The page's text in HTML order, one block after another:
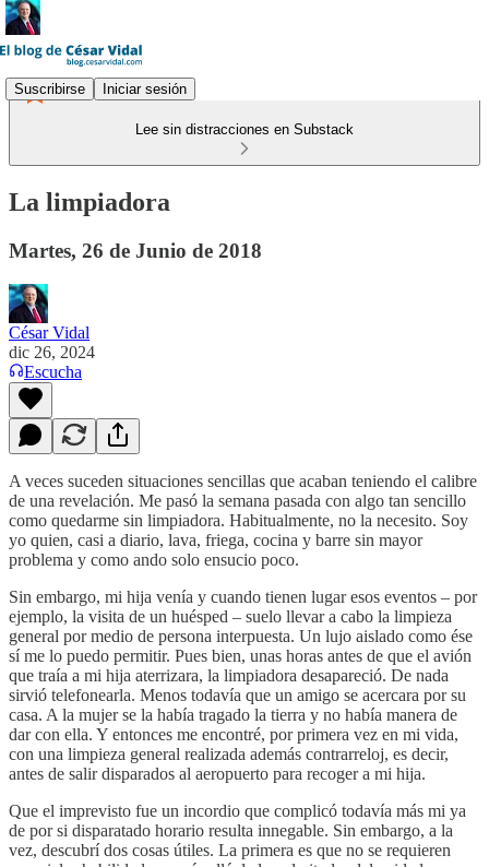
Suscribirse Iniciar sesión
Lee sin distracciones en Substack
La limpiadora
Martes, 26 de Junio de 2018
César Vidal
dic 26, 2024
Escucha
A veces suceden situaciones sencillas que acaban teniendo el calibre
de una revelación. Me pasó la semana pasada con algo tan sencillo
como quedarme sin limpiadora. Habitualmente, no la necesito. Soy
yo quien, casi a diario, lava, friega, cocina y barre sin mayor
problema y como ando solo ensucio poco.
Sin embargo, mi hija venía y cuando tienen lugar esos eventos – por
ejemplo, la visita de un huésped – suelo llevar a cabo la limpieza
general por medio de persona interpuesta. Un lujo aislado como ése
sí me lo puedo permitir. Pues bien, unas horas antes de que el avión
que traía a mi hija aterrizara, la limpiadora desapareció. De nada
sirvió telefonearla. Menos todavía que un amigo se acercara por su
casa. A la mujer se la había tragado la tierra y no había manera de
dar con ella. Y entonces me encontré, por primera vez en mi vida,
con una limpieza general realizada además contrarreloj, es decir,
antes de salir disparados al aeropuerto para recoger a mi hija.
Que el imprevisto fue un incordio que complicó todavía más mi ya
de por si disparatado horario resulta innegable. Sin embargo, a la
vez, descubrí dos cosas útiles. La primera es que no se requieren